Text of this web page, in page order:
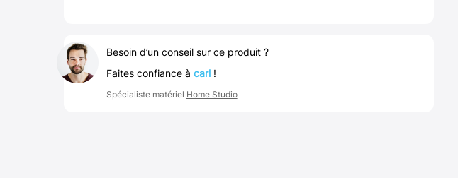
Besoin d’un conseil sur ce produit ?
Faites confiance à carl!
Spécialiste matériel Home Studio